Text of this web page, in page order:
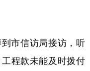
市信访局接访，听
程款未能及时拨付